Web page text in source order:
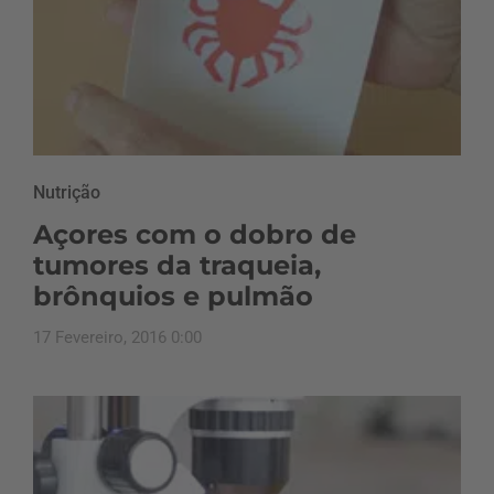
Nutrição
Açores com o dobro de
tumores da traqueia,
brônquios e pulmão
17 Fevereiro, 2016 0:00